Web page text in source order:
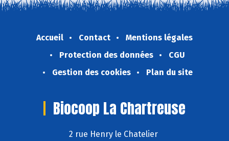
Accueil Contact
Mentions légales
Protection des données
CGU
Gestion des cookies
Plan du site
Biocoop La Chartreuse
2 rue Henry le Chatelier